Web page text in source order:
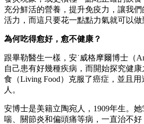
充分鮮活的營養，提升免疫力，讓我
活力，而這只要花一點點力氣就可以做
為何吃得愈好，愈不健康？
跟畢勒醫生一樣，安˙威格摩爾博士（
自己患有好幾種疾病，而開始探究健
食（Living Food）克服了癌症，並且
人。
安博士是美籍立陶宛人，1909年生。
喘、關節炎和偏頭痛等病，一直治不